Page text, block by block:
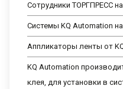
Сотрудники ТОРГПРЕСС на
Системы KQ Automation
Аппликаторы ленты от
KQ Automation
клея, для установки в